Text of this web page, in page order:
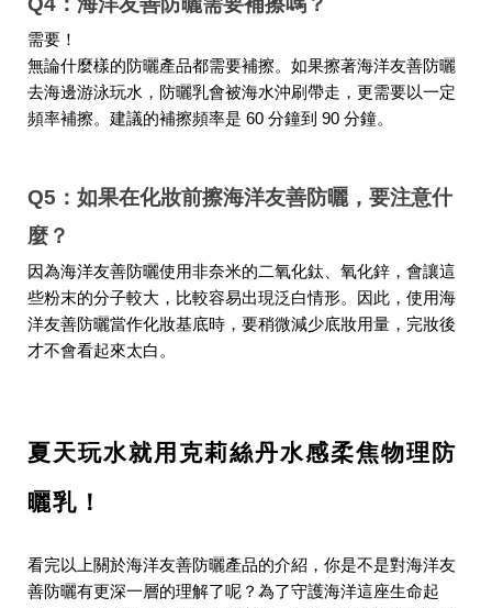
需要！
無論什麼樣的防曬產品都需要補擦。如果擦著海洋友善防曬
去海邊游泳玩水，防曬乳會被海水沖刷帶走，更需要以一定
頻率補擦。建議的補擦頻率是 60 分鐘到 90 分鐘。
Q5：如果在化妝前擦海洋友善防曬，要注意什
麼？
因為海洋友善防曬使用非奈米的二氧化鈦、氧化鋅，會讓這
些粉末的分子較大，比較容易出現泛白情形。因此，使用海
洋友善防曬當作化妝基底時，要稍微減少底妝用量，完妝後
才不會看起來太白。
夏天玩水就用克莉絲丹水感柔焦物理防
曬乳！
看完以上關於海洋友善防曬產品的介紹，你是不是對海洋友
善防曬有更深一層的理解了呢？為了守護海洋這座生命起